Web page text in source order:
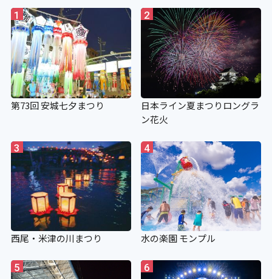
1
第73回 安城七夕まつり
2
日本ライン夏まつりロングラ
ン花火
3
西尾・米津の川まつり
4
水の楽園 モンプル
5 6